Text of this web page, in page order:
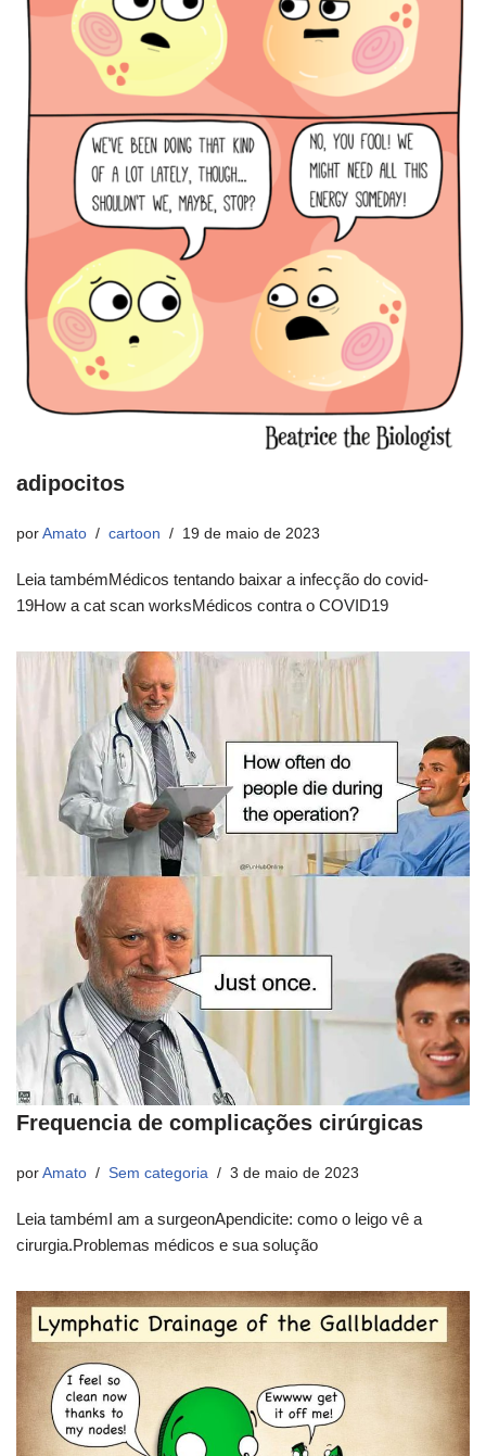
adipocitos
por Amato cartoon 19 de maio de 2023
Leia tambémMédicos tentando baixar a infecção do covid-
19How a cat scan worksMédicos contra o COVID19
Frequencia de complicações cirúrgicas
por Amato Sem categoria 3 de maio de 2023
Leia tambémI am a surgeonApendicite: como o leigo vê a
cirurgia.Problemas médicos e sua solução